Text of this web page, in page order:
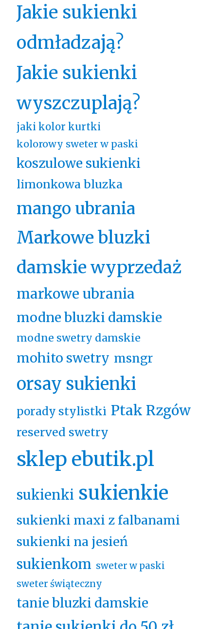
Jakie sukienki
odmładzają?
Jakie sukienki
wyszczuplają?
jaki kolor kurtki
kolorowy sweter w paski
koszulowe sukienki
limonkowa bluzka
mango ubrania
Markowe bluzki
damskie wyprzedaż
markowe ubrania
modne bluzki damskie
modne swetry damskie
mohito swetry msngr
orsay sukienki
porady stylistki Ptak Rzgów
reserved swetry
sklep ebutik.pl
sukienki sukienkie
sukienki maxi z falbanami
sukienki na jesień
sukienkom sweter w paski
sweter świąteczny
tanie bluzki damskie